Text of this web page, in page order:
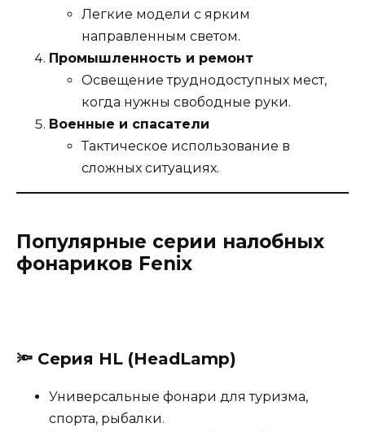
Легкие модели с ярким
направленным светом.
Промышленность и ремонт
Освещение труднодоступных мест,
когда нужны свободные руки.
Военные и спасатели
Тактическое использование в
сложных ситуациях.
Популярные серии налобных
фонариков Fenix
🔦 Серия HL (HeadLamp)
Универсальные фонари для туризма,
спорта, рыбалки.